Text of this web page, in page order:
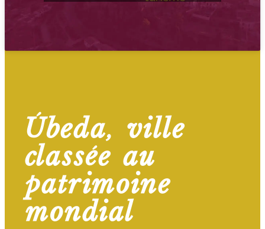
Úbeda, ville
classée au
patrimoine
mondial